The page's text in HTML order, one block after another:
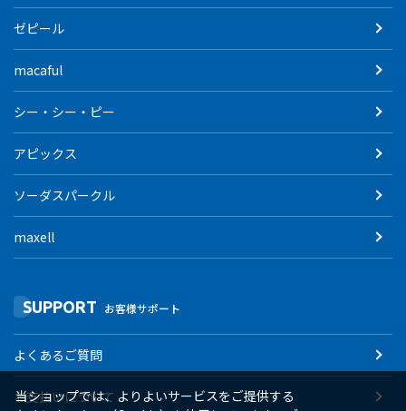
ゼピール
macaful
シー・シー・ピー
アピックス
ソーダスパークル
maxell
SUPPORT お客様サポート
よくあるご質問
お支払いについて
当ショップでは、よりよいサービスをご提供する